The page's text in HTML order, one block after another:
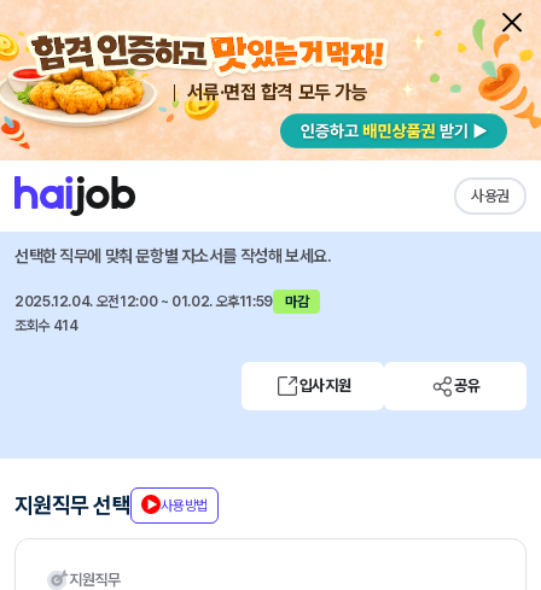
서류·면접 합격 모두 가능
사용권
채용공고 자소서 자유항목 자소서 내 작성목록
후쏘코리아(주) 즐겨찾기
[후쏘코리아㈜] 폼질관리 신입 채용
선택한 직무에 맞춰 문항별 자소서를 작성해 보세요.
2025.12.04. 오전12:00 ~ 01.02. 오후11:59
마감
조회수 414
입사지원 공유
지원직무 선택 사용방법
지원직무